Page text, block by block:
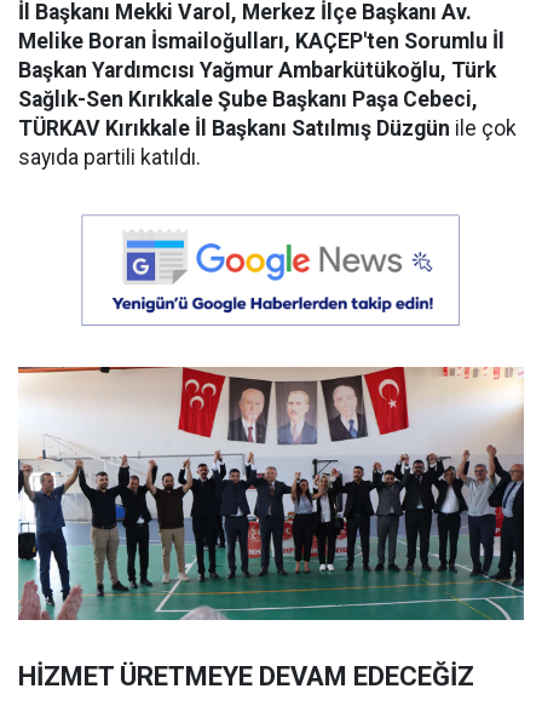
İl Başkanı Mekki Varol, Merkez İlçe Başkanı Av.
Melike Boran İsmailoğulları, KAÇEP'ten Sorumlu İl
Başkan Yardımcısı Yağmur Ambarkütükoğlu, Türk
Sağlık-Sen Kırıkkale Şube Başkanı Paşa Cebeci,
TÜRKAV Kırıkkale İl Başkanı Satılmış Düzgün ile çok
sayıda partili katıldı.
HİZMET ÜRETMEYE DEVAM EDECEĞİZ